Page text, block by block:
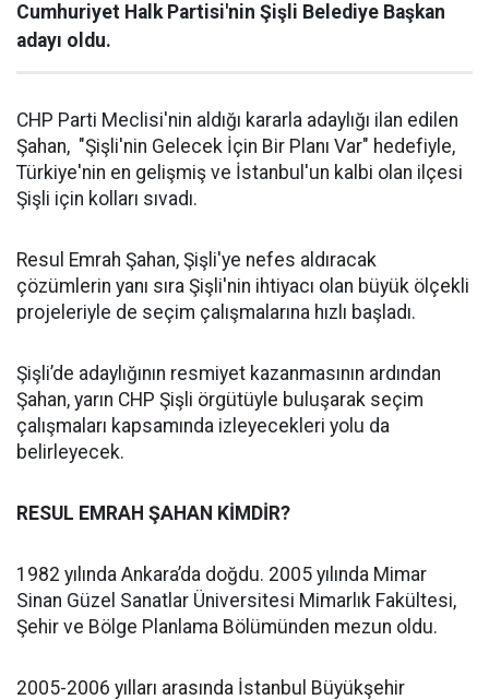
Cumhuriyet Halk Partisi'nin Şişli Belediye Başkan
adayı oldu.
CHP Parti Meclisi'nin aldığı kararla adaylığı ilan edilen
Şahan, "Şişli'nin Gelecek İçin Bir Planı Var" hedefiyle,
Türkiye'nin en gelişmiş ve İstanbul'un kalbi olan ilçesi
Şişli için kolları sıvadı.
Resul Emrah Şahan, Şişli'ye nefes aldıracak
çözümlerin yanı sıra Şişli'nin ihtiyacı olan büyük ölçekli
projeleriyle de seçim çalışmalarına hızlı başladı.
Şişli’de adaylığının resmiyet kazanmasının ardından
Şahan, yarın CHP Şişli örgütüyle buluşarak seçim
çalışmaları kapsamında izleyecekleri yolu da
belirleyecek.
RESUL EMRAH ŞAHAN KİMDİR?
1982 yılında Ankara’da doğdu. 2005 yılında Mimar
Sinan Güzel Sanatlar Üniversitesi Mimarlık Fakültesi,
Şehir ve Bölge Planlama Bölümünden mezun oldu.
2005-2006 yılları arasında İstanbul Büyükşehir